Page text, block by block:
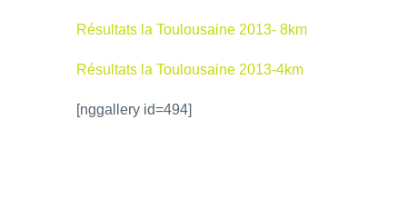
Résultats la Toulousaine 2013- 8km
Résultats la Toulousaine 2013-4km
[nggallery id=494]